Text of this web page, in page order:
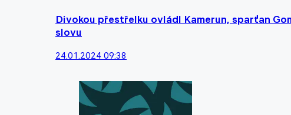
Divokou přestřelku ovládl Kamerun, sparťan
slovu
24.01.2024 09:38